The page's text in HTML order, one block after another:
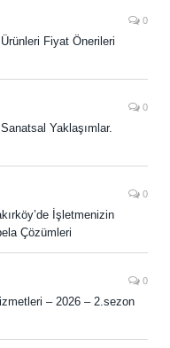
0
Fiyat Önerileri
0
Yaklaşımlar.
0
İşletmenizin
Çözümleri
0
– 2026 – 2.sezon